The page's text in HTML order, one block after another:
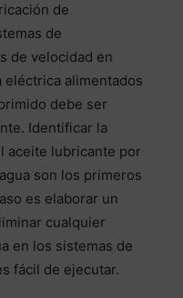
de
de
de velocidad en
alimentados
debe ser
Identificar la
aceite lubricante por
son los primeros
es elaborar un
cualquier
en los sistemas de
fácil de ejecutar.